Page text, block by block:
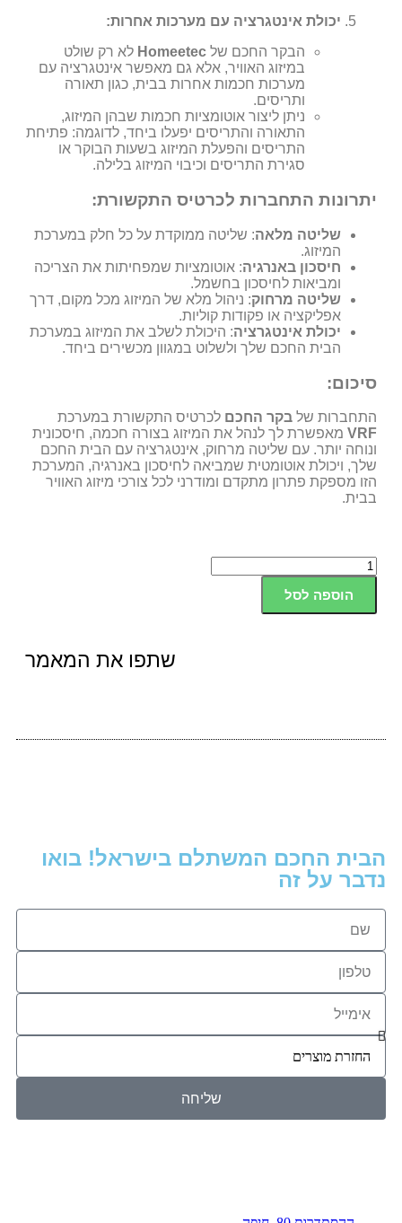
יכולת אינטגרציה עם מערכות אחרות:
הבקר החכם של Homeetec לא רק שולט
במיזוג האוויר, אלא גם מאפשר אינטגרציה עם
מערכות חכמות אחרות בבית, כגון תאורה
ותריסים.
ניתן ליצור אוטומציות חכמות שבהן המיזוג,
התאורה והתריסים יפעלו ביחד, לדוגמה: פתיחת
התריסים והפעלת המיזוג בשעות הבוקר או
סגירת התריסים וכיבוי המיזוג בלילה.
יתרונות התחברות לכרטיס התקשורת:
שליטה מלאה: שליטה ממוקדת על כל חלק במערכת
המיזוג.
חיסכון באנרגיה: אוטומציות שמפחיתות את הצריכה
ומביאות לחיסכון בחשמל.
שליטה מרחוק: ניהול מלא של המיזוג מכל מקום, דרך
אפליקציה או פקודות קוליות.
יכולת אינטגרציה: היכולת לשלב את המיזוג במערכת
הבית החכם שלך ולשלוט במגוון מכשירים ביחד.
סיכום:
התחברות של בקר החכם לכרטיס התקשורת במערכת
VRF מאפשרת לך לנהל את המיזוג בצורה חכמה, חיסכונית
ונוחה יותר. עם שליטה מרחוק, אינטגרציה עם הבית החכם
שלך, ויכולת אוטומטית שמביאה לחיסכון באנרגיה, המערכת
הזו מספקת פתרון מתקדם ומודרני לכל צורכי מיזוג האוויר
בבית.
הוספה לסל
שתפו את המאמר
הבית החכם המשתלם בישראל! בואו
נדבר על זה
שליחה